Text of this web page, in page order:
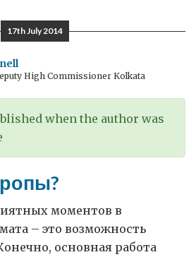
17th July 2014
High Commissioner Kolkata
when the author was
моментов в
– это возможность
основная работа